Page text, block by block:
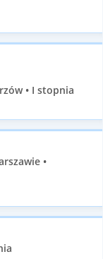
• I stopnia
•